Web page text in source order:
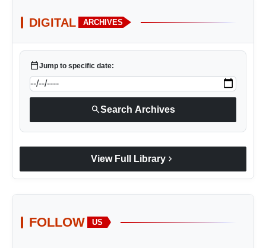
DIGITAL ARCHIVES
calendar_todayJump to specific date:
searchSearch Archives
View Full Library chevron_right
FOLLOW US